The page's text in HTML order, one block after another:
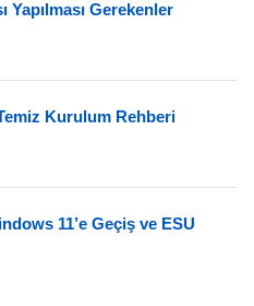
Gerekenler
Kurulum Rehberi
11’e Geçiş ve ESU